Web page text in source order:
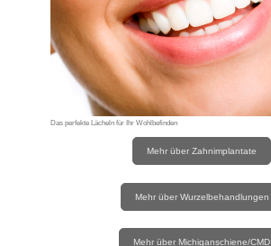
Das perfekte Lächeln für Ihr Wohlbefinden
Mehr über Zahnimplantate
Mehr über Wurzelbehandlungen
Mehr über Michiganschiene/CMD